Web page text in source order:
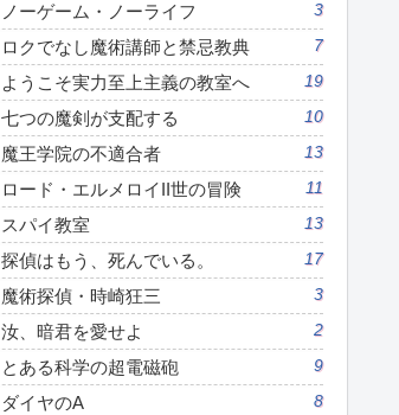
ノーゲーム・ノーライフ 3
ロクでなし魔術講師と禁忌教典 7
ようこそ実力至上主義の教室へ 19
七つの魔剣が支配する 10
魔王学院の不適合者 13
ロード・エルメロイII世の冒険 11
スパイ教室 13
探偵はもう、死んでいる。 17
魔術探偵・時崎狂三 3
汝、暗君を愛せよ 2
とある科学の超電磁砲 9
ダイヤのA 8